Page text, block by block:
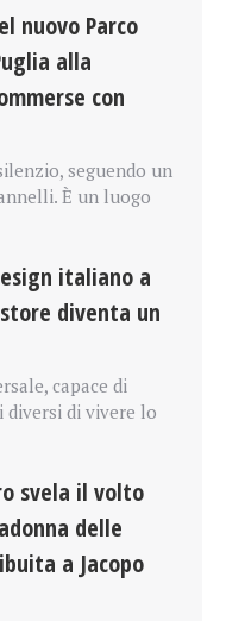
nuovo Parco
alla
con
seguendo un
È un luogo
italiano a
diventa un
capace di
diversi di vivere lo
svela il volto
delle
a Jacopo